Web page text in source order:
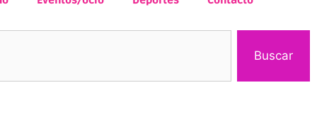
Buscar